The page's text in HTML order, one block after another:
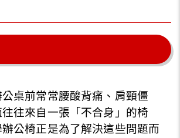
桌前常常腰酸背痛、肩頸僵
往來自一張「不合身」的椅
公椅正是為了解決這些問題而